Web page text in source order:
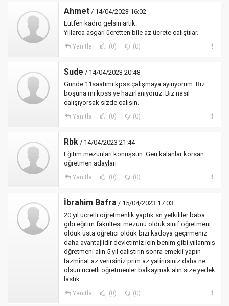
Ahmet / 14/04/2023 16:02
Lütfen kadro gelsin artık.
Yıllarca asgari ücretten bile az ücrete çalıştılar.
Yanıtla (0) (0)
Sude / 14/04/2023 20:48
Günde 11saatimi kpss çalışmaya ayırıyorum. Biz
boşuna mı kpss ye hazırlanıyoruz. Biz nasıl
çalışıyorsak sizde çalışın.
Yanıtla (0) (0)
Rbk / 14/04/2023 21:44
Eğitim mezunları konuşsun. Geri kalanlar korsan
öğretmen adayları
Yanıtla (0) (0)
İbrahim Bafra / 15/04/2023 17:03
20 yıl ücretli öğretmenlik yaptık sn yetkililer baba
gibi eğitim fakültesi mezunu olduk sınıf öğretmeni
olduk usta öğretici olduk bizi kadoya geçirmeniz
daha avantajlidir devletimiz için benim gibi yıllanmış
öğretmeni alın 5 yıl çalıştırın sonra emekli yapın
tazminat az verirsiniz prim az yatirirsiniz daha ne
olsun ücretli öğretmenler balkaymak alın size yedek
lastik
Yanıtla (0) (0)